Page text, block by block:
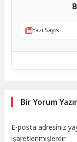
Yazı Sayısı
Bir Yorum
E-posta adresiniz
işaretlenmişlerdir